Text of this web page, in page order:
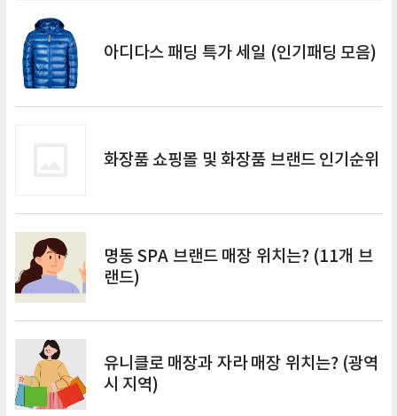
아디다스 패딩 특가 세일 (인기패딩 모음)
화장품 쇼핑몰 및 화장품 브랜드 인기순위
명동 SPA 브랜드 매장 위치는? (11개 브
랜드)
유니클로 매장과 자라 매장 위치는? (광역
시 지역)